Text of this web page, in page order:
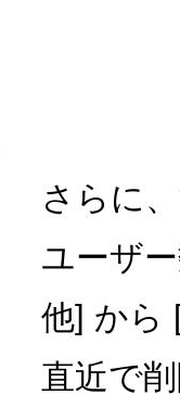
さらに
ユーザ
他] から
直近で